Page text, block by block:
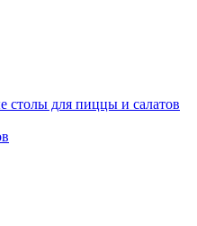
столы для пиццы и салатов